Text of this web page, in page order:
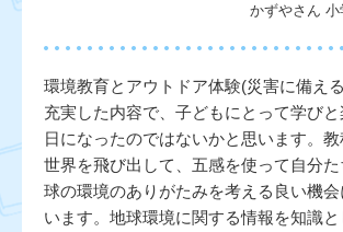
かずやさん
環境教育とアウトドア体験(災害に備え
充実した内容で、子どもにとって学び
日になったのではないかと思います。
世界を飛び出して、五感を使って自分
球の環境のありがたみを考える良い機
います。地球環境に関する情報を知識